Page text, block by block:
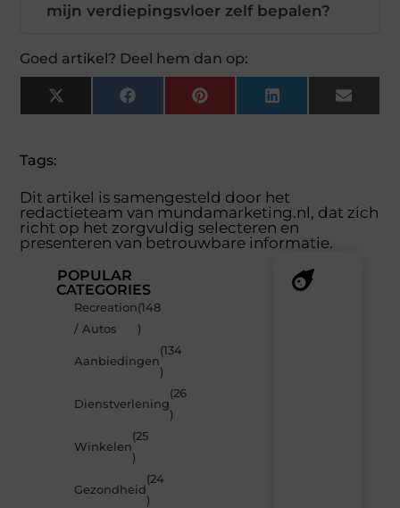
mijn verdiepingsvloer zelf bepalen?
Goed artikel? Deel hem dan op:
X
(Twitter)
FacebookPinterestLinkedInEmail
Tags:
Dit artikel is samengesteld door het
redactieteam van mundamarketing.nl, dat zich
richt op het zorgvuldig selecteren en
presenteren van betrouwbare informatie.
POPULAR
CATEGORIES
Recreation
/ Autos
(148
)
Aanbiedingen
(134
)
Dienstverlening
(26
)
Winkelen
(25
)
Gezondheid
(24
)